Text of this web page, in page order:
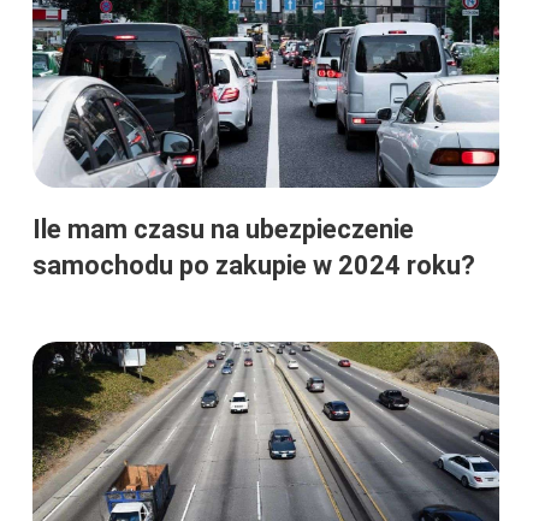
Ile mam czasu na ubezpieczenie
samochodu po zakupie w 2024 roku?